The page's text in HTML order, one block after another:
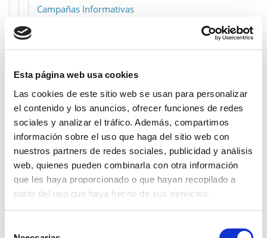
Esta página web usa cookies
Las cookies de este sitio web se usan para personalizar
el contenido y los anuncios, ofrecer funciones de redes
sociales y analizar el tráfico. Además, compartimos
información sobre el uso que haga del sitio web con
nuestros partners de redes sociales, publicidad y análisis
web, quienes pueden combinarla con otra información
que les haya proporcionado o que hayan recopilado a
partir del uso que haya hecho de sus servicios.
Campañas Informativas
Sensibilización
Charlas Informativas
Deportivas
Transparencia
Información complementaria
Acceso a la Información